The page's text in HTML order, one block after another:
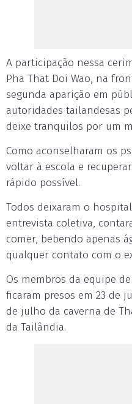
A participação nessa
Pha That Doi Wao, na
segunda aparição em
autoridades tailandesas
deixe tranquilos por um
Como aconselharam os
voltar à escola e
rápido possível.
Todos deixaram o
entrevista coletiva,
comer, bebendo apenas
qualquer contato com o
Os membros da equipe
ficaram presos em 23 de
de julho da caverna de
da Tailândia.